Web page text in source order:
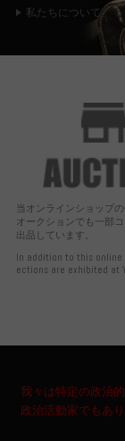
私たちについて
当オンラインショップ
オークションでも一部
出品しています。
In addition to this online
ections are exhibited at
我々は特定の政治
政治活動家でもあ